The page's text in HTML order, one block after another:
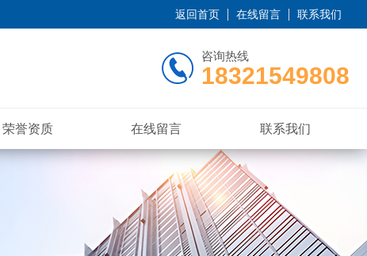
返回首页 在线留言 联系我们
咨询热线
18321549808
荣誉资质 在线留言 联系我们